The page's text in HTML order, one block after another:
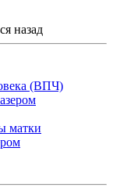
назад
(ВПЧ)
матки